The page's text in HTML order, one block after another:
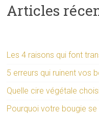
Articles
Les 4 raisons qui font
5 erreurs qui ruinent vos
Quelle cire végétale
Pourquoi votre bougie